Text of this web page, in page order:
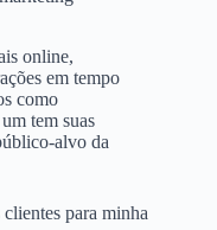
online,
em tempo
como
tem suas
alvo da
para minha